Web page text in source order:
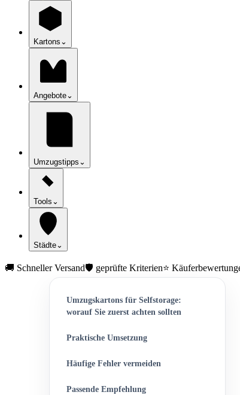
Kartons ⌄
Angebote⌄
Umzugstipps ⌄
Tools ⌄
Städte⌄
🚚 Schneller Versand🛡️ geprüfte Kriterien⭐
Umzugskartons für Selfstorage:
worauf Sie zuerst achten sollten
Praktische Umsetzung
Häufige Fehler vermeiden
Passende Empfehlung